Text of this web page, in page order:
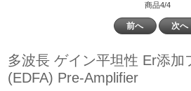
商品4/4
前へ 次へ
多波長 ゲイン平坦性 Er添加
(EDFA) Pre-Amplifier